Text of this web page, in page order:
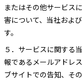
またはその他サービス
害について、当社およ
す。
５． サービスに関する
報であるメールアドレ
ブサイトでの告知、そ